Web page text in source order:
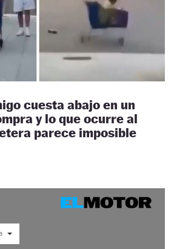
cuesta abajo en un
y lo que ocurre al
parece imposible